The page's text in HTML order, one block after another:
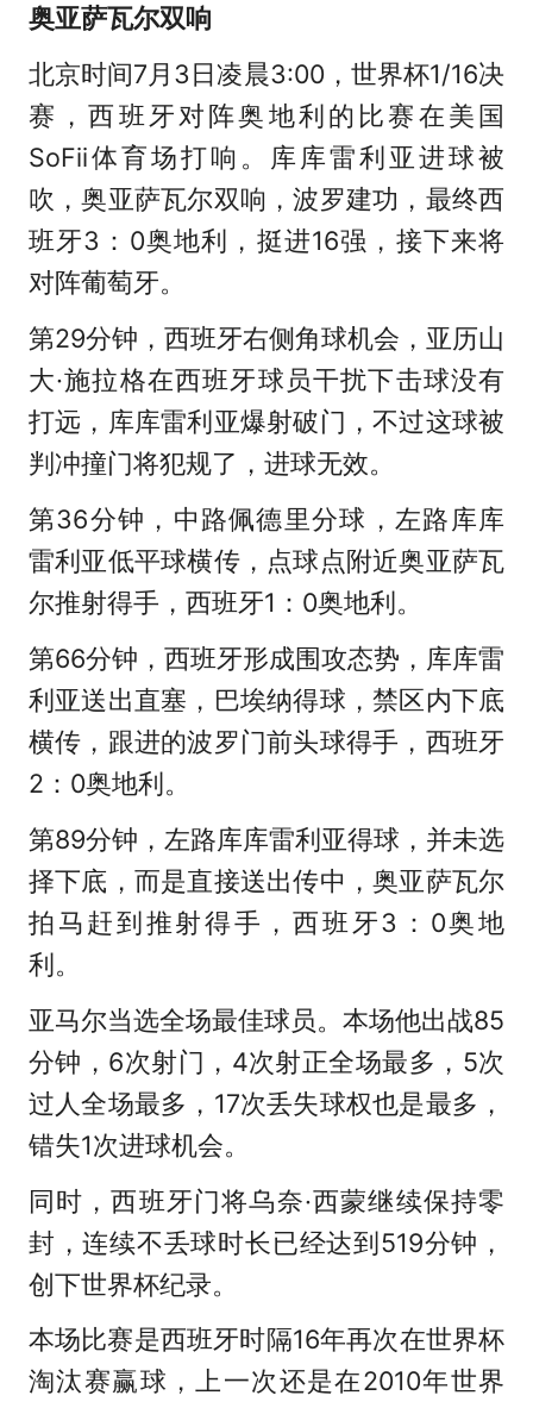
奥亚萨瓦尔双响
北京时间7月3日凌晨3:00，世界杯1/16决
赛，西班牙对阵奥地利的比赛在美国
SoFii体育场打响。库库雷利亚进球被
吹，奥亚萨瓦尔双响，波罗建功，最终西
班牙3：0奥地利，挺进16强，接下来将
对阵葡萄牙。
第29分钟，西班牙右侧角球机会，亚历山
大·施拉格在西班牙球员干扰下击球没有
打远，库库雷利亚爆射破门，不过这球被
判冲撞门将犯规了，进球无效。
第36分钟，中路佩德里分球，左路库库
雷利亚低平球横传，点球点附近奥亚萨瓦
尔推射得手，西班牙1：0奥地利。
第66分钟，西班牙形成围攻态势，库库雷
利亚送出直塞，巴埃纳得球，禁区内下底
横传，跟进的波罗门前头球得手，西班牙
2：0奥地利。
第89分钟，左路库库雷利亚得球，并未选
择下底，而是直接送出传中，奥亚萨瓦尔
拍马赶到推射得手，西班牙3：0奥地
利。
亚马尔当选全场最佳球员。本场他出战85
分钟，6次射门，4次射正全场最多，5次
过人全场最多，17次丢失球权也是最多，
错失1次进球机会。
同时，西班牙门将乌奈·西蒙继续保持零
封，连续不丢球时长已经达到519分钟，
创下世界杯纪录。
本场比赛是西班牙时隔16年再次在世界杯
淘汰赛赢球，上一次还是在2010年世界